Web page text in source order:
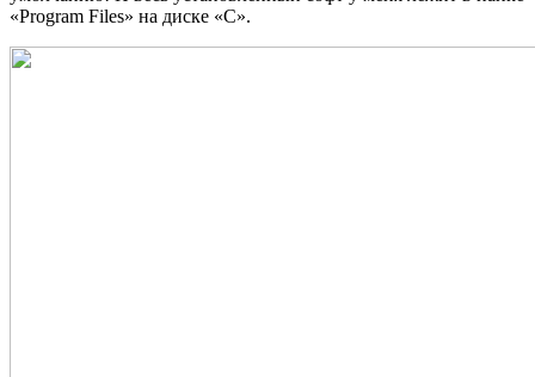
«Program Files» на диске «C».